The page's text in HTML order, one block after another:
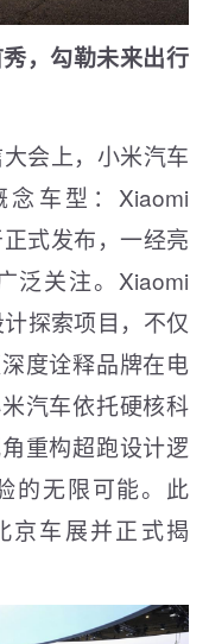
，勾勒未来出行
会上，小米汽车
念车型：Xiaomi
式发布，一经亮
泛关注。Xiaomi
探索项目，不仅
度诠释品牌在电
汽车依托硬核科
重构超跑设计逻
的无限可能。此
京车展并正式揭